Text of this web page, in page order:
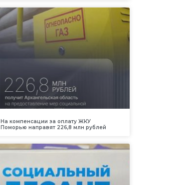
На компенсации за оплату ЖКУ
Поморью направят 226,8 млн рублей